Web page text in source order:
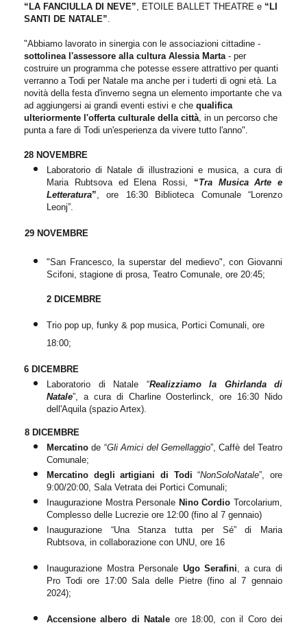
“LA FANCIULLA DI NEVE” , ETOILE BALLET THEATRE e “LI
SANTI DE NATALE”
"Abbiamo lavorato in sinergia con le associazioni cittadine -
sottolinea l'assessore alla cultura Alessia Marta - per
costruire un programma che potesse essere attrattivo per quanti
verranno a Todi per Natale ma anche per i tuderti di ogni età. La
novità della festa d'inverno segna un elemento importante che va
ad aggiungersi ai grandi eventi estivi e chequalifica
ulteriormente l'offerta culturale della città, in un percorso che
punta a fare di Todi un'esperienza da vivere tutto l'anno".
28 NOVEMBRE
Laboratorio di Natale di illustrazioni e musica, a cura di
Maria Rubtsova ed Elena Rossi, “Tra Musica Arte e
Letteratura” , ore 16:30 Biblioteca Comunale “Lorenzo
Leonj”.
29 NOVEMBRE
"San Francesco, la superstar del medievo", con Giovanni
Scifoni, stagione di prosa, Teatro Comunale, ore 20:45;
2 DICEMBRE
Trio pop up, funky & pop musica, Portici Comunali, ore
18:00;
6 DICEMBRE
Laboratorio di Natale “Realizziamo la Ghirlanda di
Natale”, a cura di CharlineOosterlinck, ore 16:30 Nido
dell'Aquila (spazio Artex).
8 DICEMBRE
Mercatino de “Gli Amici del Gemellaggio”, Caffè del Teatro
Comunale;
Mercatino degli artigiani di Todi “NonSoloNatale”, ore
9:00/20:00, Sala Vetrata dei Portici Comunali;
Inaugurazione Mostra Personale Nino Cordio Torcolarium,
Complesso delle Lucrezie ore 12:00 (fino al 7 gennaio)
Inaugurazione “Una Stanza tutta per Sé” di Maria
Rubtsova, in collaborazione con UNU, ore 16
Inaugurazione Mostra Personale Ugo Serafini
a cura di
Pro Todi ore 17:00 Sala delle Pietre(fino al 7 gennaio
2024);
Accensione albero di Natale ore 18:00, con il Coro dei